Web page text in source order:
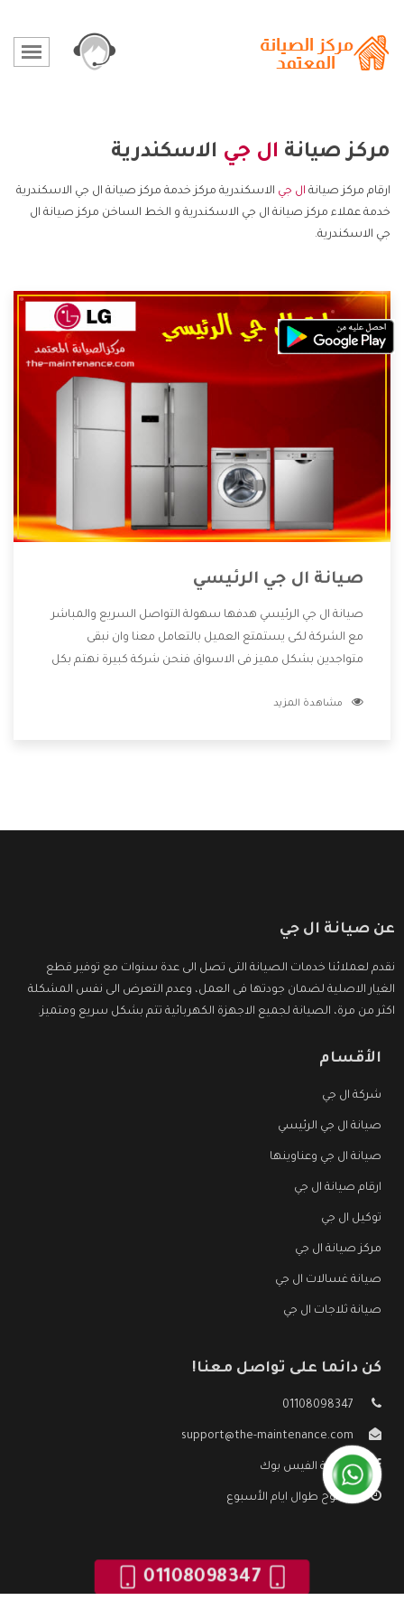
مركز صيانة ال جي الاسكندرية
ارقام مركز صيانة ال جي الاسكندرية مركز خدمة مركز صيانة ال جي الاسكندرية
خدمة عملاء مركز صيانة ال جي الاسكندرية و الخط الساخن مركز صيانة ال
جي الاسكندرية.
صيانة ال جي الرئيسي
صيانة ال جي الرئيسي هدفها سهولة التواصل السريع والمباشر
مع الشركة لكى يستمتع العميل بالتعامل معنا وان نبقى
متواجدين بشكل مميز فى الاسواق فنحن شركة كبيرة نهتم بكل
الشركة بها والتى تكون منها خدمة الصيانة التى تكون من أهم
مشاهدة المزيد
عن صيانة ال جي
نقدم لعملائنا خدمات الصيانة التى تصل الى عدة سنوات مع توفير قطع
الغيار الاصلية لضمان جودتها فى العمل، وعدم التعرض الى نفس المشكلة
اكثر من مرة، الصيانة لجميع الاجهزة الكهربائية تتم بشكل سريع ومتميز.
الأقسام
شركة ال جي
صيانة ال جي الرئيسي
صيانة ال جي وعناوينها
ارقام صيانة ال جي
توكيل ال جي
مركز صيانة ال جي
صيانة غسالات ال جي
صيانة ثلاجات ال جي
كن دائما على تواصل معنا!
01108098347
support@the-maintenance.com
صفحة الفيس بوك
مفتوح طوال ايام الأسبوع
01108098347